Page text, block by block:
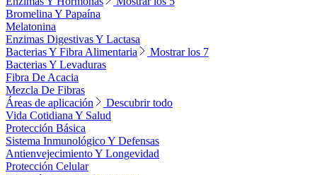
Bromelina Y Papaína
Melatonina
Enzimas Digestivas Y Lactasa
Bacterias Y Fibra Alimentaria
Mostrar los 7
Bacterias Y Levaduras
Fibra De Acacia
Mezcla De Fibras
Áreas de aplicación
Descubrir todo
Vida Cotidiana Y Salud
Protección Básica
Sistema Inmunológico Y Defensas
Antienvejecimiento Y Longevidad
Protección Celular